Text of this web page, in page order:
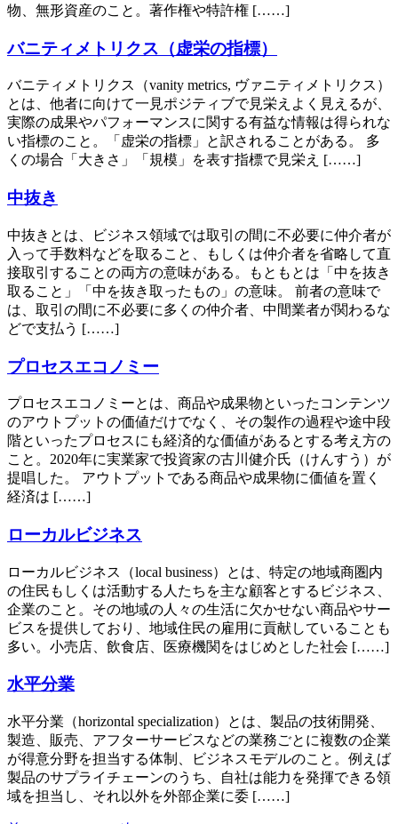
物、無形資産のこと。著作権や特許権 [……]
バニティメトリクス（虚栄の指標）
バニティメトリクス（vanity metrics, ヴァニティメトリクス）
とは、他者に向けて一見ポジティブで見栄えよく見えるが、
実際の成果やパフォーマンスに関する有益な情報は得られな
い指標のこと。「虚栄の指標」と訳されることがある。 多
くの場合「大きさ」「規模」を表す指標で見栄え [……]
中抜き
中抜きとは、ビジネス領域では取引の間に不必要に仲介者が
入って手数料などを取ること、もしくは仲介者を省略して直
接取引することの両方の意味がある。もともとは「中を抜き
取ること」「中を抜き取ったもの」の意味。 前者の意味で
は、取引の間に不必要に多くの仲介者、中間業者が関わるな
どで支払う [……]
プロセスエコノミー
プロセスエコノミーとは、商品や成果物といったコンテンツ
のアウトプットの価値だけでなく、その製作の過程や途中段
階といったプロセスにも経済的な価値があるとする考え方の
こと。2020年に実業家で投資家の古川健介氏（けんすう）が
提唱した。 アウトプットである商品や成果物に価値を置く
経済は [……]
ローカルビジネス
ローカルビジネス（local business）とは、特定の地域商圏内
の住民もしくは活動する人たちを主な顧客とするビジネス、
企業のこと。その地域の人々の生活に欠かせない商品やサー
ビスを提供しており、地域住民の雇用に貢献していることも
多い。小売店、飲食店、医療機関をはじめとした社会 [……]
水平分業
水平分業（horizontal specialization）とは、製品の技術開発、
製造、販売、アフターサービスなどの業務ごとに複数の企業
が得意分野を担当する体制、ビジネスモデルのこと。例えば
製品のサプライチェーンのうち、自社は能力を発揮できる領
域を担当し、それ以外を外部企業に委 [……]